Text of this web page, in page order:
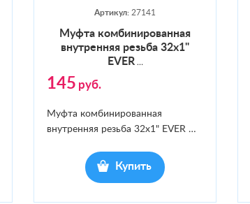
Артикул: 27141
Муф­та ком­би­ниро­ван­ная
внут­ренняя резь­ба 32х1"
EVER…
145 руб.
Муфта комбинированная
внутренняя резьба 32х1" EVER…
Купить